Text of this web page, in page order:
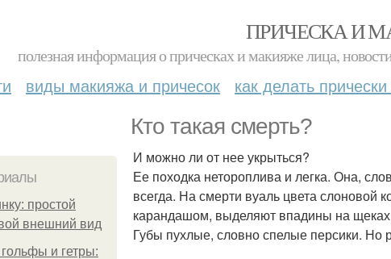
ПРИЧЕСКА И
полезная информация о прическах и макияже лица,
виды макияжа и причесок как делать
Кто такая смерть?
простой
внешний вид
и гетры:
И можно ли от нее укрыться?
Ее походка нетороплива и легка. Она,
всегда. На смерти вуаль цвета слоновой
карандашом, выделяют впадины на щеках.
Губы пухлые, словно спелые персики. Но